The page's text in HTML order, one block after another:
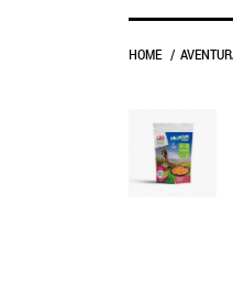
HOME